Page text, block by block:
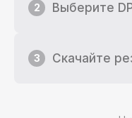
2 Выберите
3 Скачайте